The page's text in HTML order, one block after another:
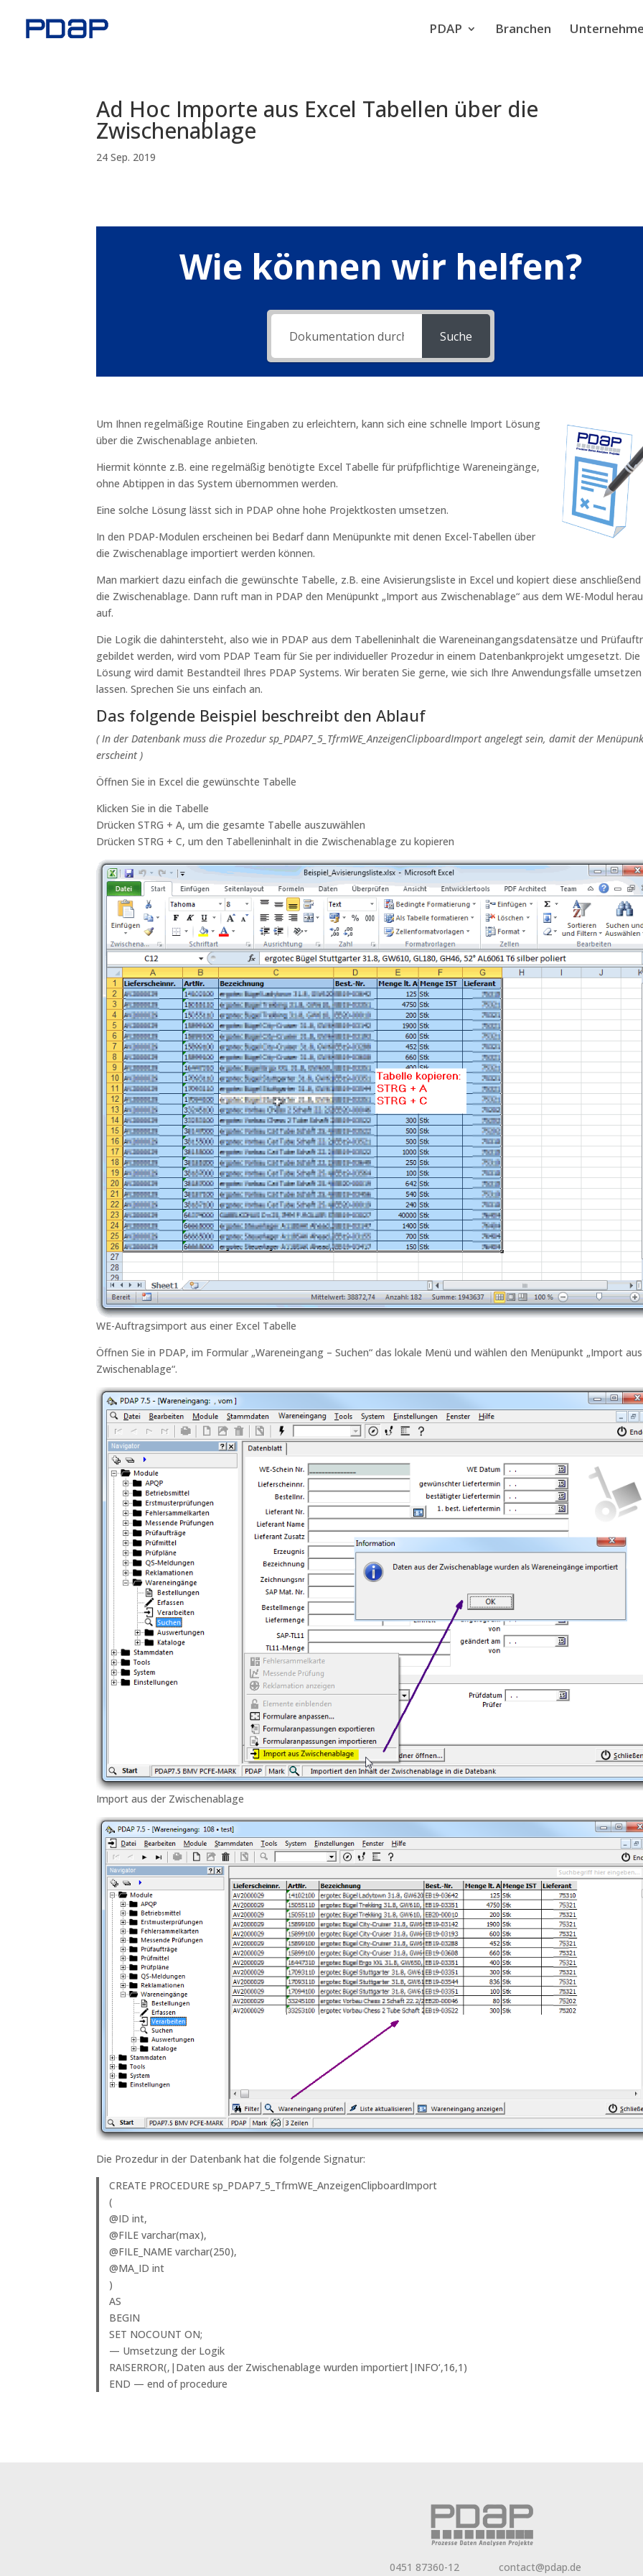
PDAP Branchen
Ad Hoc Importe aus Excel Tabellen über die
Zwischenablage
24 Sep. 2019
Wie können wir helfen?
Suche
Um Ihnen regelmäßige Routine Eingaben zu erleichtern, kann sich eine schnelle Import Lösung
über die Zwischenablage anbieten.
Hiermit könnte z.B. eine regelmäßig benötigte Excel Tabelle für prüfpflichtige Wareneingänge,
ohne Abtippen in das System übernommen werden.
Eine solche Lösung lässt sich in PDAP ohne hohe Projektkosten umsetzen.
In den PDAP-Modulen erscheinen bei Bedarf dann Menüpunkte mit denen Excel-Tabellen über
die Zwischenablage importiert werden können.
Man markiert dazu einfach die gewünschte Tabelle, z.B. eine Avisierungsliste in Excel und kopiert diese
die Zwischenablage. Dann ruft man in PDAP den Menüpunkt „Import aus Zwischenablage“ aus dem WE-Modul
auf.
Die Logik die dahintersteht, also wie in PDAP aus dem Tabelleninhalt die Wareneinangangsdatensätze und
gebildet werden, wird vom PDAP Team für Sie per individueller Prozedur in einem Datenbankprojekt umgesetzt. Die
Lösung wird damit Bestandteil Ihres PDAP Systems. Wir beraten Sie gerne, wie sich Ihre Anwendungsfälle umsetzen
lassen. Sprechen Sie uns einfach an.
Das folgende Beispiel beschreibt den Ablauf
( In der Datenbank muss die Prozedur sp_PDAP7_5_TfrmWE_AnzeigenClipboardImport angelegt sein, damit der
erscheint )
Öffnen Sie in Excel die gewünschte Tabelle
Klicken Sie in die Tabelle
Drücken STRG + A, um die gesamte Tabelle auszuwählen
Drücken STRG + C, um den Tabelleninhalt in die Zwischenablage zu kopieren
WE-Auftragsimport aus einer Excel Tabelle
Öffnen Sie in PDAP, im Formular „Wareneingang – Suchen“ das lokale Menü und wählen den Menüpunkt „Import aus
Zwischenablage“.
Import aus der Zwischenablage
Die Prozedur in der Datenbank hat die folgende Signatur:
CREATE PROCEDURE sp_PDAP7_5_TfrmWE_AnzeigenClipboardImport
(
@ID int,
@FILE varchar(max),
@FILE_NAME varchar(250),
@MA_ID int
)
AS
BEGIN
SET NOCOUNT ON;
— Umsetzung der Logik
RAISERROR(‚|Daten aus der Zwischenablage wurden importiert|INFO‘,16,1)
END — end of procedure
0451 87360-12 contact@pdap.de